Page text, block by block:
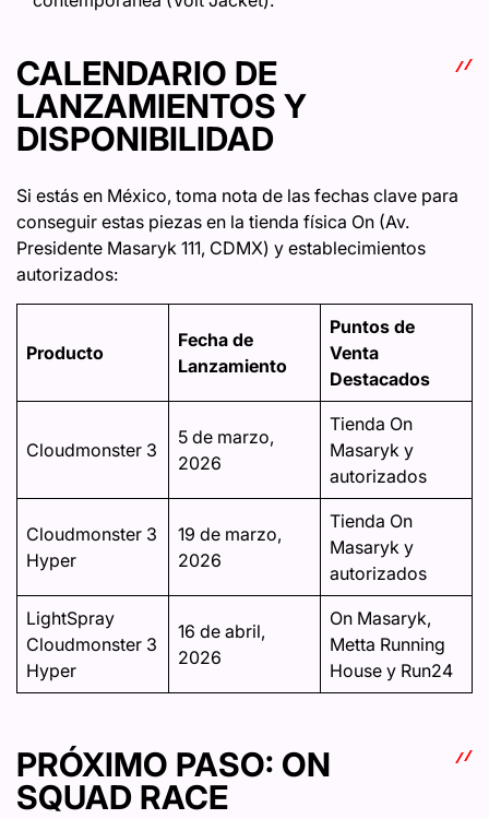
CALENDARIO DE
LANZAMIENTOS Y
DISPONIBILIDAD
Si estás en México, toma nota de las fechas clave para
conseguir estas piezas en la tienda física On (Av.
Presidente Masaryk 111, CDMX) y establecimientos
autorizados:
Producto
Fecha de
Lanzamiento
Puntos de
Venta
Destacados
Cloudmonster 3
5 de marzo,
2026
Tienda On
Masaryk y
autorizados
Cloudmonster 3
Hyper
19 de marzo,
2026
Tienda On
Masaryk y
autorizados
LightSpray
Cloudmonster 3
Hyper
16 de abril,
2026
On Masaryk,
Metta Running
House y Run24
PRÓXIMO PASO: ON
SQUAD RACE